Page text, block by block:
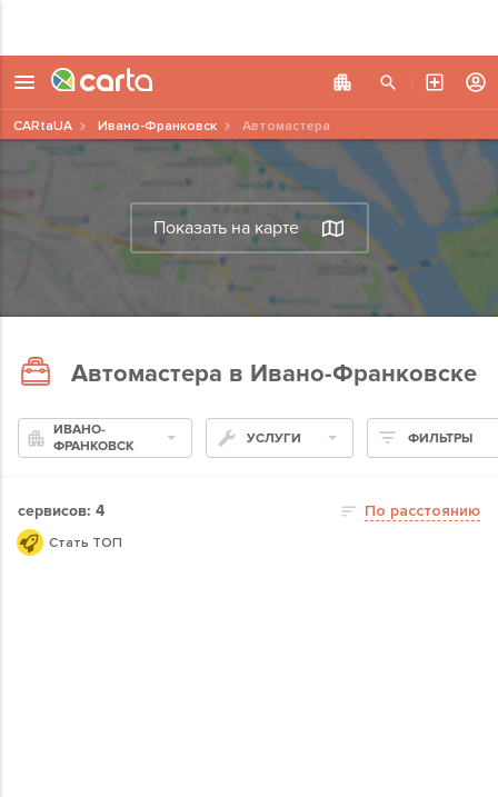
Показать на карте
CARtaUA Ивано-Франковск Автомастера
Автомастера в Ивано-Франковске
ИВАНО-
ФРАНКОВСК
УСЛУГИ ФИЛЬТРЫ
сервисов: 4 По расстоянию
Стать ТОП